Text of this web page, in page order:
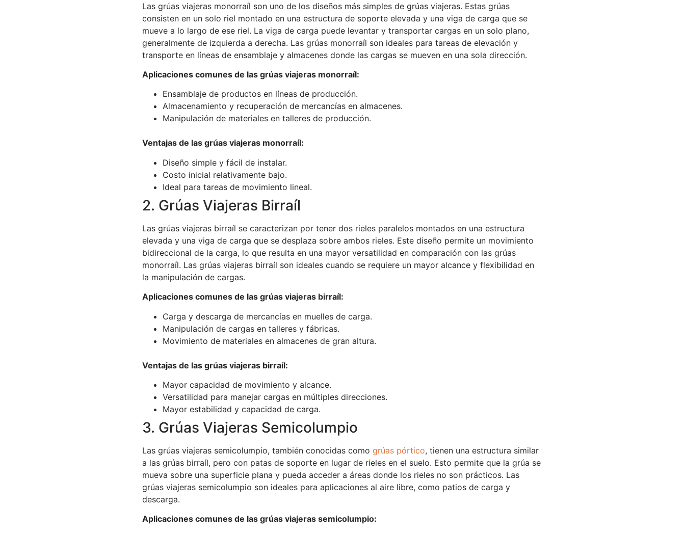
Las grúas viajeras monorraíl son uno de los diseños más simples de grúas viajeras. Estas grúas
consisten en un solo riel montado en una estructura de soporte elevada y una viga de carga que se
mueve a lo largo de ese riel. La viga de carga puede levantar y transportar cargas en un solo plano,
generalmente de izquierda a derecha. Las grúas monorraíl son ideales para tareas de elevación y
transporte en líneas de ensamblaje y almacenes donde las cargas se mueven en una sola dirección.
Aplicaciones comunes de las grúas viajeras monorraíl:
Ensamblaje de productos en líneas de producción.
Almacenamiento y recuperación de mercancías en almacenes.
Manipulación de materiales en talleres de producción.
Ventajas de las grúas viajeras monorraíl:
Diseño simple y fácil de instalar.
Costo inicial relativamente bajo.
Ideal para tareas de movimiento lineal.
2. Grúas Viajeras Birraíl
Las grúas viajeras birraíl se caracterizan por tener dos rieles paralelos montados en una estructura
elevada y una viga de carga que se desplaza sobre ambos rieles. Este diseño permite un movimiento
bidireccional de la carga, lo que resulta en una mayor versatilidad en comparación con las grúas
monorraíl. Las grúas viajeras birraíl son ideales cuando se requiere un mayor alcance y flexibilidad en
la manipulación de cargas.
Aplicaciones comunes de las grúas viajeras birraíl:
Carga y descarga de mercancías en muelles de carga.
Manipulación de cargas en talleres y fábricas.
Movimiento de materiales en almacenes de gran altura.
Ventajas de las grúas viajeras birraíl:
Mayor capacidad de movimiento y alcance.
Versatilidad para manejar cargas en múltiples direcciones.
Mayor estabilidad y capacidad de carga.
3. Grúas Viajeras Semicolumpio
Las grúas viajeras semicolumpio, también conocidas como grúas pórtico, tienen una estructura similar
a las grúas birraíl, pero con patas de soporte en lugar de rieles en el suelo. Esto permite que la grúa se
mueva sobre una superficie plana y pueda acceder a áreas donde los rieles no son prácticos. Las
grúas viajeras semicolumpio son ideales para aplicaciones al aire libre, como patios de carga y
descarga.
Aplicaciones comunes de las grúas viajeras semicolumpio: